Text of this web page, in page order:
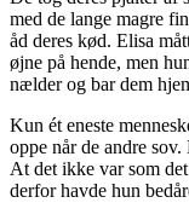
med de lange magre
åd deres kød. Elisa
øjne på hende, men
nælder og bar dem
Kun ét eneste
oppe når de andre
At det ikke var som
derfor havde hun